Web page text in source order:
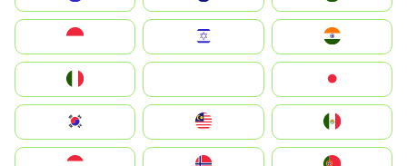
South Korea